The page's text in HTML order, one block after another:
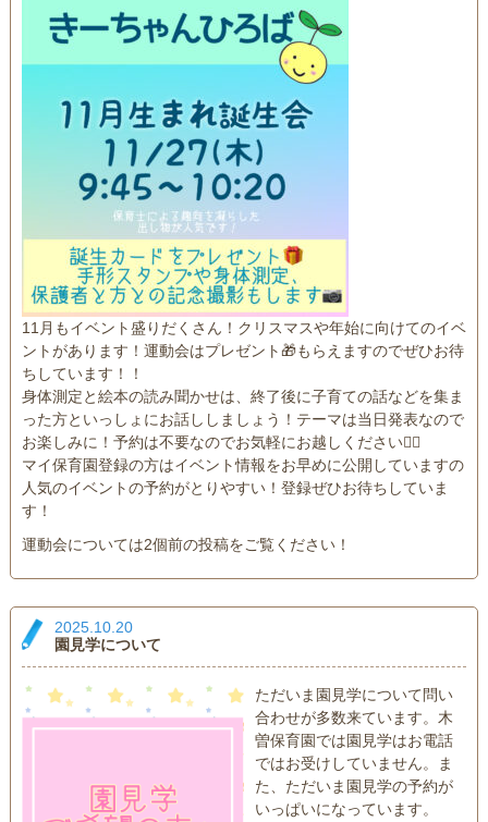
11月もイベント盛りだくさん！クリスマスや年始に向けてのイベ
ントがあります！運動会はプレゼント🎁もらえますのでぜひお待
ちしています！！
身体測定と絵本の読み聞かせは、終了後に子育ての話などを集ま
った方といっしょにお話ししましょう！テーマは当日発表なので
お楽しみに！予約は不要なのでお気軽にお越しください💁‍♀️
マイ保育園登録の方はイベント情報をお早めに公開していますの
人気のイベントの予約がとりやすい！登録ぜひお待ちしていま
す！
運動会については2個前の投稿をご覧ください！
2025.10.20
園見学について
ただいま園見学について問い
合わせが多数来ています。木
曽保育園では園見学はお電話
ではお受けしていません。ま
た、ただいま園見学の予約が
いっぱいになっています。